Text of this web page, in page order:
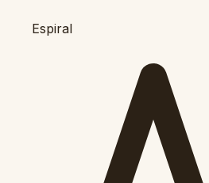
Espiral